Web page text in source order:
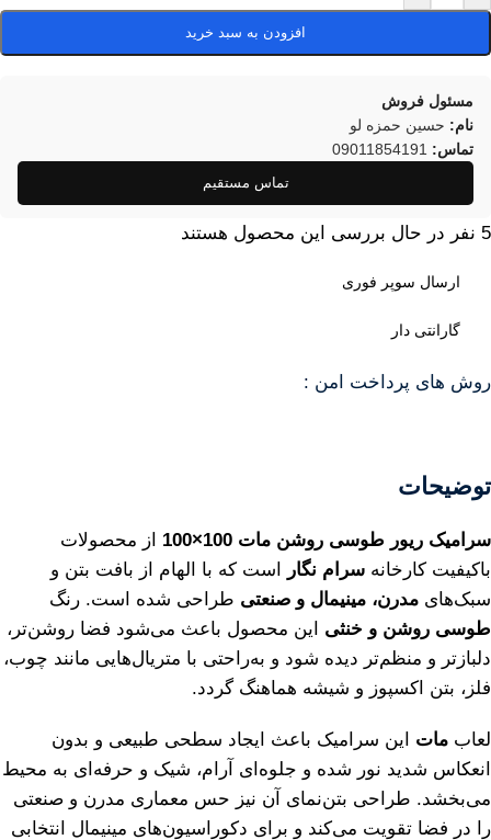
افزودن به سبد خرید
مسئول فروش
نام: حسین حمزه لو
تماس: 09011854191
تماس مستقیم
5 نفر در حال بررسی این محصول هستند
ارسال سوپر فوری
گارانتی دار
روش های پرداخت امن :
توضیحات
سرامیک ریور طوسی روشن مات 100×100
از محصولات
باکیفیت کارخانه سرام نگار
است که با الهام از بافت بتن و
سبک‌های مدرن، مینیمال و صنعتی طراحی شده است. رنگ
طوسی روشن و خنثی این محصول باعث می‌شود فضا روشن‌تر،
دلبازتر و منظم‌تر دیده شود و به‌راحتی با متریال‌هایی مانند چوب،
فلز، بتن اکسپوز و شیشه هماهنگ گردد.
لعاب مات این سرامیک باعث ایجاد سطحی طبیعی و بدون
انعکاس شدید نور شده و جلوه‌ای آرام، شیک و حرفه‌ای به محیط
می‌بخشد. طراحی بتن‌نمای آن نیز حس معماری مدرن و صنعتی
را در فضا تقویت می‌کند و برای دکوراسیون‌های مینیمال انتخابی